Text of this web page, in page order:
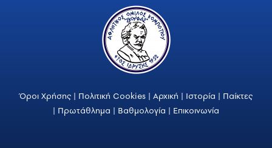
Όροι Χρήσης | Πολιτική Cookies | Αρχική | Ιστορία | Παίκτες
| Πρωτάθλημα | Βαθμολογία | Επικοινωνία